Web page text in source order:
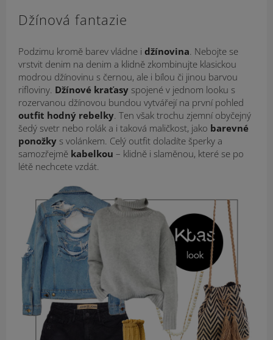
Džínová fantazie
Podzimu kromě barev vládne i džínovina. Nebojte se
vrstvit denim na denim a klidně zkombinujte klasickou
modrou džínovinu s černou, ale i bílou či jinou barvou
rifloviny. Džínové kraťasy spojené v jednom looku s
rozervanou džínovou bundou vytvářejí na první pohled
outfit hodný rebelky. Ten však trochu zjemní obyčejný
šedý svetr nebo rolák a i taková maličkost, jako barevné
ponožky s volánkem. Celý outfit doladíte šperky a
samozřejmě kabelkou – klidně i slaměnou, které se po
létě nechcete vzdát.